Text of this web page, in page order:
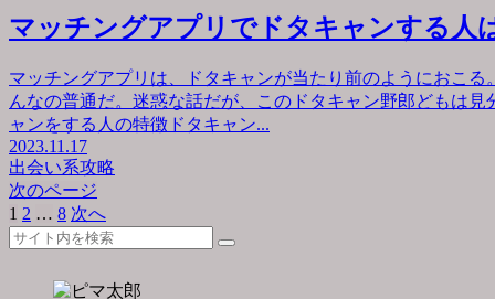
マッチングアプリでドタキャンする人
マッチングアプリは、ドタキャンが当たり前のようにおこ
んなの普通だ。迷惑な話だが、このドタキャン野郎どもは
ャンをする人の特徴ドタキャン...
2023.11.17
出会い系攻略
次のページ
1 2 … 8 次へ